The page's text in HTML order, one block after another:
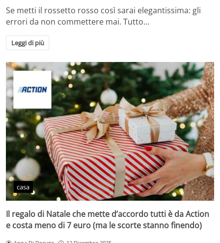
Se metti il rossetto rosso così sarai elegantissima: gli
errori da non commettere mai. Tutto…
Leggi di più
casa
Il regalo di Natale che mette d’accordo tutti è da Action
e costa meno di 7 euro (ma le scorte stanno finendo)